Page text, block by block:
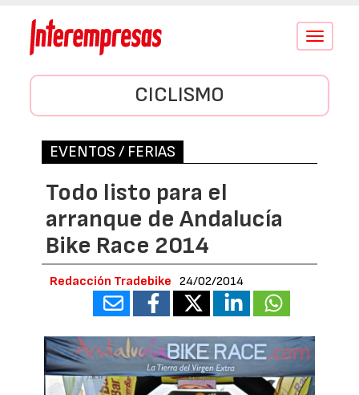
Conmutar
CICLISMO
EVENTOS / FERIAS
Todo listo para el
arranque de Andalucía
Bike Race 2014
Redacción Tradebike 24/02/2014